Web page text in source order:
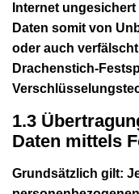
Internet
Daten somit von
oder auch
Drachenstich-
1.3
Daten mittels
Grundsätzlich gilt: